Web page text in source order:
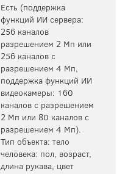
Есть (поддержка
функций ИИ сервера:
256 каналов
разрешением 2 Мп или
256 каналов с
разрешением 4 Мп,
поддержка функций ИИ
видеокамеры: 160
каналов с разрешением
2 Мп или 80 каналов с
разрешением 4 Мп).
Тип объекта: тело
человека: пол, возраст,
длина рукава, цвет